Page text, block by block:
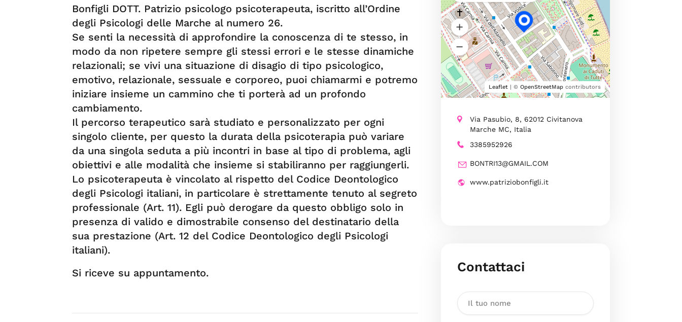
Bonfigli DOTT. Patrizio psicologo psicoterapeuta, iscritto all’Ordine
degli Psicologi delle Marche al numero 26.
Se senti la necessità di approfondire la conoscenza di te stesso, in
modo da non ripetere sempre gli stessi errori e le stesse dinamiche
relazionali; se vivi una situazione di disagio di tipo psicologico,
emotivo, relazionale, sessuale e corporeo, puoi chiamarmi e potremo
iniziare insieme un cammino che ti porterà ad un profondo
cambiamento.
Il percorso terapeutico sarà studiato e personalizzato per ogni
singolo cliente, per questo la durata della psicoterapia può variare
da una singola seduta a più incontri in base al tipo di problema, agli
obiettivi e alle modalità che insieme si stabiliranno per raggiungerli.
Lo psicoterapeuta è vincolato al rispetto del Codice Deontologico
degli Psicologi italiani, in particolare è strettamente tenuto al segreto
professionale (Art. 11). Egli può derogare da questo obbligo solo in
presenza di valido e dimostrabile consenso del destinatario della
sua prestazione (Art. 12 del Codice Deontologico degli Psicologi
italiani).
Si riceve su appuntamento.
Leaflet| © OpenStreetMapcontributors
Via Pasubio, 8, 62012 Civitanova
Marche MC, Italia
3385952926
BONTRI13@GMAIL.COM
www.patriziobonfigli.it
Contattaci